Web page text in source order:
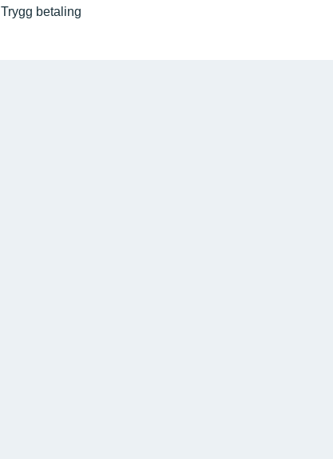
Trygg betaling